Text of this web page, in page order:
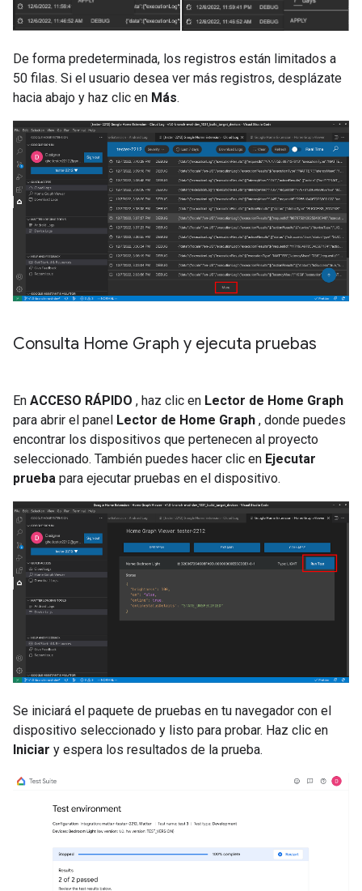
De forma predeterminada, los registros están limitados a
50 filas. Si el usuario desea ver más registros, desplázate
hacia abajo y haz clic en Más.
Consulta Home Graph y ejecuta pruebas
En ACCESO RÁPIDO , haz clic en Lector de Home Graph
para abrir el panel Lector de Home Graph , donde puedes
encontrar los dispositivos que pertenecen al proyecto
seleccionado. También puedes hacer clic en Ejecutar
prueba para ejecutar pruebas en el dispositivo.
Se iniciará el paquete de pruebas en tu navegador con el
dispositivo seleccionado y listo para probar. Haz clic en
Iniciar y espera los resultados de la prueba.